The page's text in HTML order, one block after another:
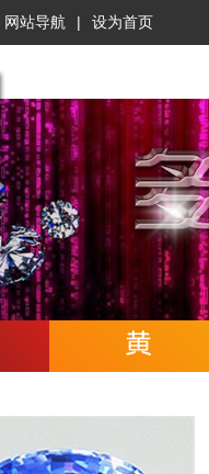
网站导航 | 设为首页